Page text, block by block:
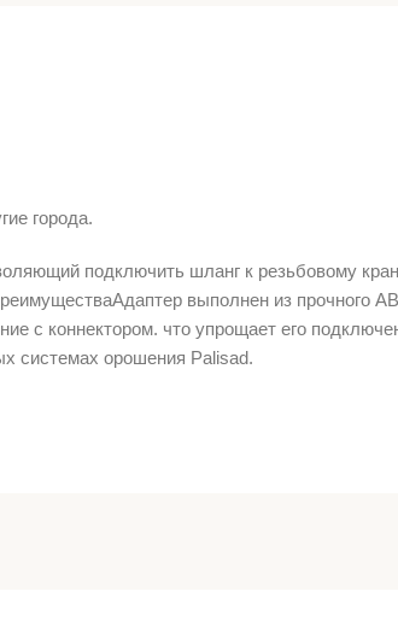
города.
подключить шланг к резьбовому
выполнен из прочного
с коннектором. что упрощает его
системах орошения Palisad.